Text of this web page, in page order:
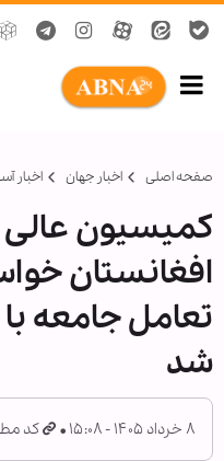
صفحه اصلی اخبار جهان اخبار
کمیسیون
افغانستان
تعامل جامعه
شد
۸ خرداد ۱۴۰۵ - ۱۵:۰۸ کد مطلب: